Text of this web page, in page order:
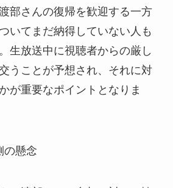
部さんの復帰を歓迎する一方
いてまだ納得していない人も
生放送中に視聴者からの厳し
うことが予想され、それに対
が重要なポイントとなりま
の懸念